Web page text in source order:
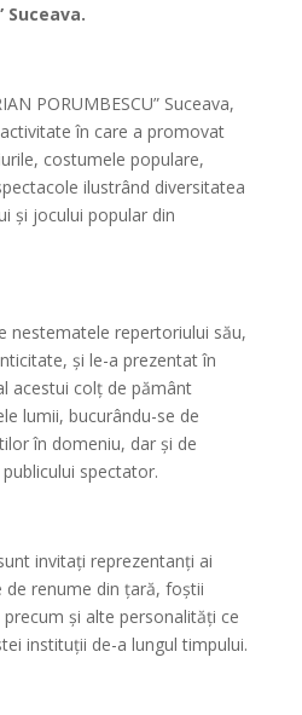
Suceava.
PORUMBESCU” Suceava,
în care a promovat
costumele populare,
ilustrând diversitatea
și jocului popular din
nestematele repertoriului său,
și le-a prezentat în
acestui colț de pământ
lumii, bucurându-se de
în domeniu, dar și de
spectator.
invitați reprezentanți ai
renume din țară, foștii
și alte personalități ce
instituții de-a lungul timpului.